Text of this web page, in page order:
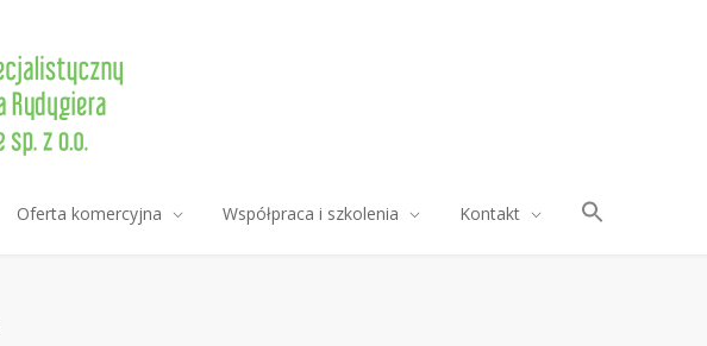
Oferta komercyjna Współpraca i szkolenia Kontakt